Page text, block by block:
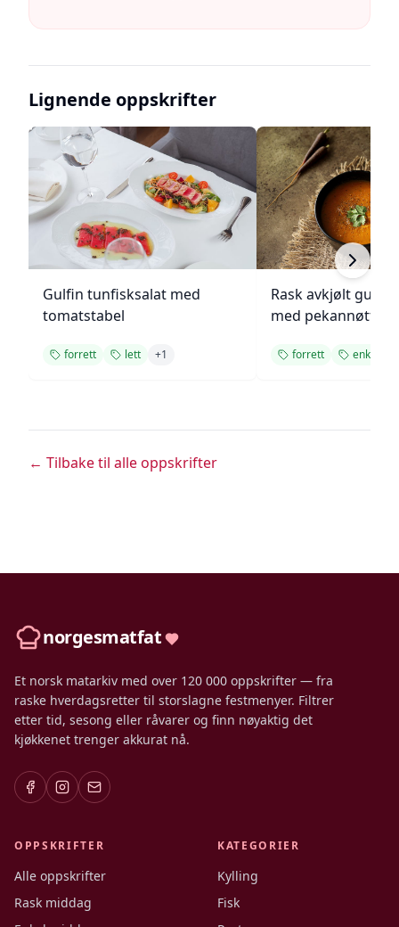
Lignende oppskrifter
Gulfin tunfisksalat med
tomatstabel
forrett lett +1
Rask avkjølt
med pekannøtter
forrett enkel
← Tilbake til alle oppskrifter
norgesmatfat
Et norsk matarkiv med over 120 000 oppskrifter — fra
raske hverdagsretter til storslagne festmenyer. Filtrer
etter tid, sesong eller råvarer og finn nøyaktig det
kjøkkenet trenger akkurat nå.
OPPSKRIFTER
Alle oppskrifter
Rask middag
KATEGORIER
Kylling
Fisk